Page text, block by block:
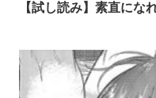
【試し読み】素直にな